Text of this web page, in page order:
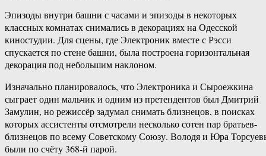
Эпизоды внутри башни с часами и эпизоды в некоторых
классных комнатах снимались в декорациях на Одесской
киностудии. Для сцены, где Электроник вместе с Рэсси
спускается по стене башни, была построена горизонтальная
декорация под небольшим наклоном.
Изначально планировалось, что Электроника и Сыроежкина
сыграет один мальчик и одним из претендентов был Дмитрий
Замулин, но режиссёр задумал снимать близнецов, в поисках
которых ассистенты отсмотрели несколько сотен пар братьев-
близнецов по всему Советскому Союзу. Володя и Юра
были по счёту 368-й парой.